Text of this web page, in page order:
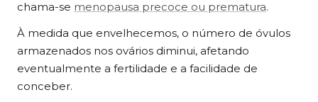
chama-se menopausa precoce ou prematura.
À medida que envelhecemos, o número de óvulos
armazenados nos ovários diminui, afetando
eventualmente a fertilidade e a facilidade de
conceber.